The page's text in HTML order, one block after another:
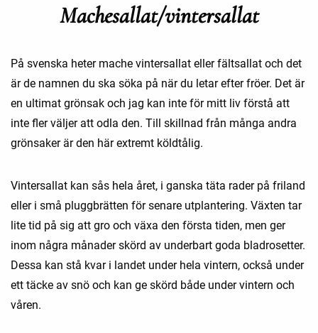
Machesallat/vintersallat
På svenska heter mache vintersallat eller fältsallat och det
är de namnen du ska söka på när du letar efter fröer. Det är
en ultimat grönsak och jag kan inte för mitt liv förstå att
inte fler väljer att odla den. Till skillnad från många andra
grönsaker är den här extremt köldtålig.
Vintersallat kan sås hela året, i ganska täta rader på friland
eller i små pluggbrätten för senare utplantering. Växten tar
lite tid på sig att gro och växa den första tiden, men ger
inom några månader skörd av underbart goda bladrosetter.
Dessa kan stå kvar i landet under hela vintern, också under
ett täcke av snö och kan ge skörd både under vintern och
våren.